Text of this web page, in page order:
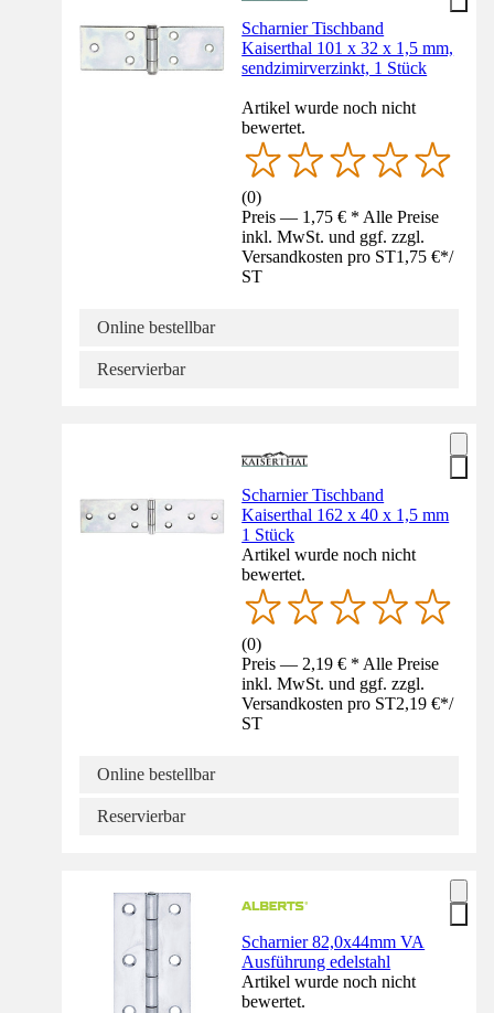
Scharnier Tischband
Kaiserthal 101 x 32 x 1,5 mm,
sendzimirverzinkt, 1 Stück
Artikel wurde noch nicht
bewertet.
(0)
Preis — 1,75 € * Alle Preise
inkl. MwSt. und ggf. zzgl.
Versandkosten pro ST1,75 €*/
ST
Online bestellbar
Reservierbar
Scharnier Tischband
Kaiserthal 162 x 40 x 1,5 mm
1 Stück
Artikel wurde noch nicht
bewertet.
(0)
Preis — 2,19 € * Alle Preise
inkl. MwSt. und ggf. zzgl.
Versandkosten pro ST2,19 €*/
ST
Online bestellbar
Reservierbar
Scharnier 82,0x44mm VA
Ausführung edelstahl
Artikel wurde noch nicht
bewertet.